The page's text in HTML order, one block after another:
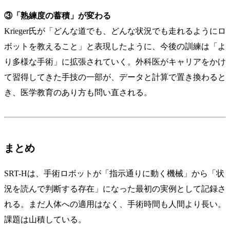
③「熟練度の蓄積」が変わる
Krieger氏が「どんな道でも、どんな状況でも走れるようにロ
ボットを教えること」と表現したように、今後の訓練は「よ
り多様な手術」に拡張されていく。外科医がキャリアをかけ
て習得してきた手技の一部が、データと計算で置き換わると
き、医学教育のあり方も問い直される。
まとめ
SRT-Hは、手術ロボットが「指示通りに動く機械」から「状
況を読んで判断する存在」になった最初の実例として記録さ
れる。まだ人体への適用はなく、手術時間も人間より長い。
課題は山積している。